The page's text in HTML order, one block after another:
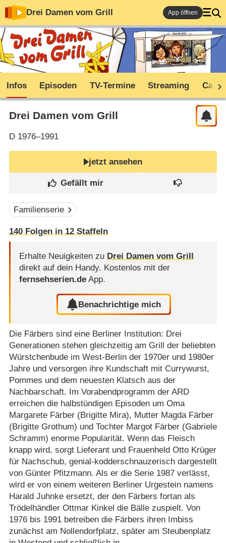
Drei Damen vom Grill App öffnen
Infos Episoden TV-Termine Streaming Cast
Drei Damen vom Grill
D1976–1991
jetzt ansehen
Familienserie
140Folgen in 12Staffeln
Erhalte Neuigkeiten zu Drei Damen vom Grill
direkt auf dein Handy. Kostenlos mit der
fernsehserien.deApp.
Benachrichtige mich
Die Färbers sind eine Berliner Institution: Drei
Generationen stehen gleichzeitig am Grill der beliebten
Würstchenbude im West-Berlin der 1970er und 1980er
Jahre und versorgen ihre Kundschaft mit Currywurst,
Pommes und dem neuesten Klatsch aus der
Nachbarschaft. Im Vorabendprogramm der ARD
erreichen die halbstündigen Episoden um Oma
Margarete Färber (Brigitte Mira), Mutter Magda Färber
(Brigitte Grothum) und Tochter Margot Färber (Gabriele
Schramm) enorme Popularität. Wenn das Fleisch
knapp wird, sorgt Lieferant und Frauenheld Otto Krüger
für Nachschub, genial-kodderschnauzerisch dargestellt
von Günter Pfitzmann. Als er die Serie 1987 verlässt,
wird er von einem weiteren Berliner Urgestein namens
Harald Juhnke ersetzt, der den Färbers fortan als
Trödelhändler Ottmar Kinkel die Bälle zuspielt. Von
1976 bis 1991 betreiben die Färbers ihren Imbiss
zunächst am Nollendorfplatz, später am Steubenplatz